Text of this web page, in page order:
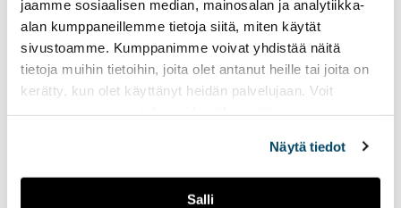
jaamme sosiaalisen median, mainosalan ja analytiikka-
alan kumppaneillemme tietoja siitä, miten käytät
sivustoamme. Kumppanimme voivat yhdistää näitä
tietoja muihin tietoihin, joita olet antanut heille tai joita on
kerätty, kun olet käyttänyt heidän palvelujaan. Voit
Näytä tiedot
Salli
työstään Suomessa ja
ulkomailla.
Kenelle tekoälyn avulla
KULTTUURI
Tekoälykappaleita
tuotetaan päivittäin